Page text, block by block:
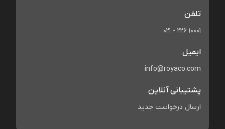
تلفن
021 - 226 10001
ایمیل
info@royaco.com
پشتیبانی آنلاین
ارسال درخواست جدید